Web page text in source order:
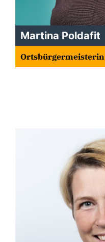
Martina Poldafit
Ortsbürgermeisterin